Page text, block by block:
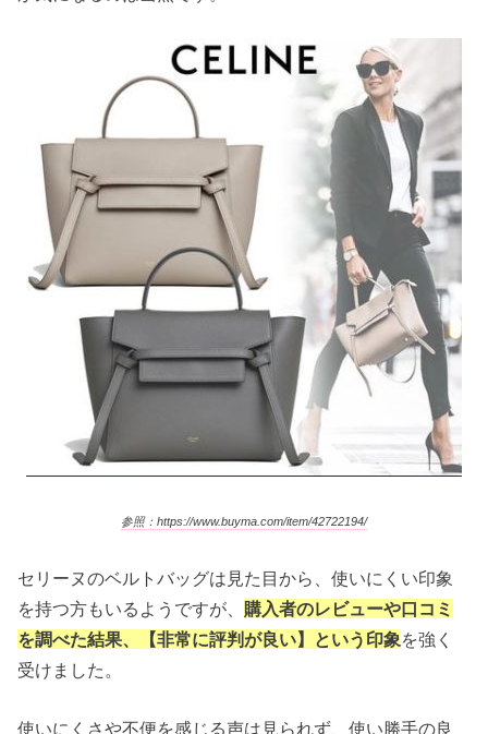
参照：https://www.buyma.com/item/42722194/
セリーヌのベルトバッグは見た目から、使いにくい印象
を持つ方もいるようですが、 購入者のレビューや口コミ
を調べた結果、【非常に評判が良い】という印象を強く
受けました。
使いにくさや不便を感じる声は見られず、使い勝手の良